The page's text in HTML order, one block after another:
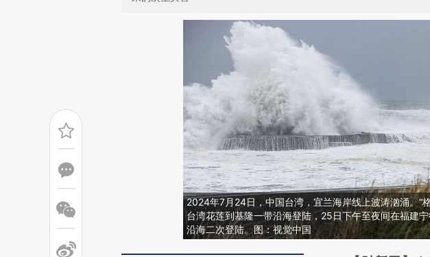
2024年7月24日，中国台湾，宜兰海岸线上波涛汹涌。“
台湾花莲到基隆一带沿海登陆，25日下午至夜间在福建
沿海二次登陆。图：视觉中国